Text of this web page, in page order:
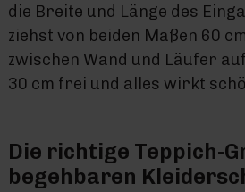
die Breite und Länge des
ziehst von beiden Maßen 60
zwischen Wand und Läufer
30 cm frei und alles wirkt
Die richtige Teppich-
begehbaren